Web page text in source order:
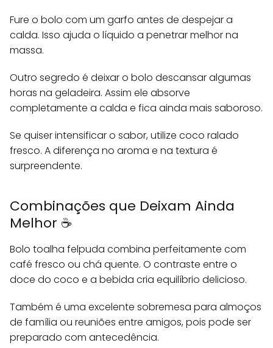
Fure o bolo com um garfo antes de despejar a
calda. Isso ajuda o líquido a penetrar melhor na
massa.
Outro segredo é deixar o bolo descansar algumas
horas na geladeira. Assim ele absorve
completamente a calda e fica ainda mais saboroso.
Se quiser intensificar o sabor, utilize coco ralado
fresco. A diferença no aroma e na textura é
surpreendente.
Combinações que Deixam Ainda
Melhor ☕
Bolo toalha felpuda combina perfeitamente com
café fresco ou chá quente. O contraste entre o
doce do coco e a bebida cria equilíbrio delicioso.
Também é uma excelente sobremesa para almoços
de família ou reuniões entre amigos, pois pode ser
preparado com antecedência.